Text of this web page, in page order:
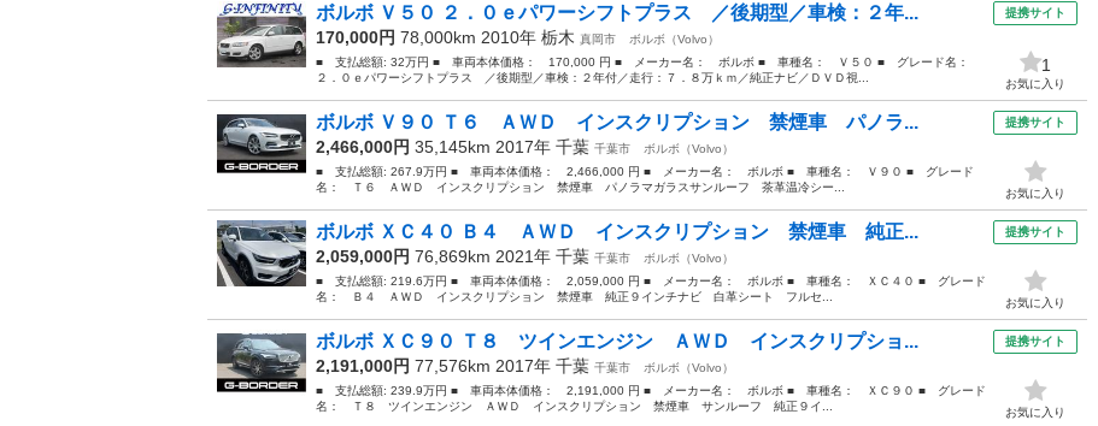
ボルボ Ｖ５０ ２．０ｅパワーシフトプラス ／後期型／車検：２年...
170,000円 78,000km 2010年 栃木 真岡市
ボルボ（Volvo）
■ 支払総額: 32万円 ■ 車両本体価格： 170,000 円 ■ メーカー名： ボルボ ■ 車種名： Ｖ５０ ■ グレード名：
２．０ｅパワーシフトプラス ／後期型／車検：２年付／走行：７．８万ｋｍ／純正ナビ／ＤＶＤ視...
提携サイト
1
お気に入り
ボルボ Ｖ９０ Ｔ６ ＡＷＤ インスクリプション 禁煙車 パノラ...
2,466,000円 35,145km 2017年 千葉 千葉市
ボルボ（Volvo）
■ 支払総額: 267.9万円 ■ 車両本体価格： 2,466,000 円 ■ メーカー名： ボルボ ■ 車種名： Ｖ９０ ■ グレード
名： Ｔ６ ＡＷＤ インスクリプション 禁煙車 パノラマガラスサンルーフ 茶革温冷シー...
提携サイト
お気に入り
ボルボ ＸＣ４０ Ｂ４ ＡＷＤ インスクリプション 禁煙車 純正...
2,059,000円 76,869km 2021年 千葉 千葉市
ボルボ（Volvo）
■ 支払総額: 219.6万円 ■ 車両本体価格： 2,059,000 円 ■ メーカー名： ボルボ ■ 車種名： ＸＣ４０ ■ グレード
名： Ｂ４ ＡＷＤ インスクリプション 禁煙車 純正９インチナビ 白革シート フルセ...
提携サイト
お気に入り
ボルボ ＸＣ９０ Ｔ８ ツインエンジン ＡＷＤ インスクリプショ...
2,191,000円 77,576km 2017年 千葉 千葉市
ボルボ（Volvo）
■ 支払総額: 239.9万円 ■ 車両本体価格： 2,191,000 円 ■ メーカー名： ボルボ ■ 車種名： ＸＣ９０ ■ グレード
名： Ｔ８ ツインエンジン ＡＷＤ インスクリプション 禁煙車 サンルーフ 純正９イ...
提携サイト
お気に入り